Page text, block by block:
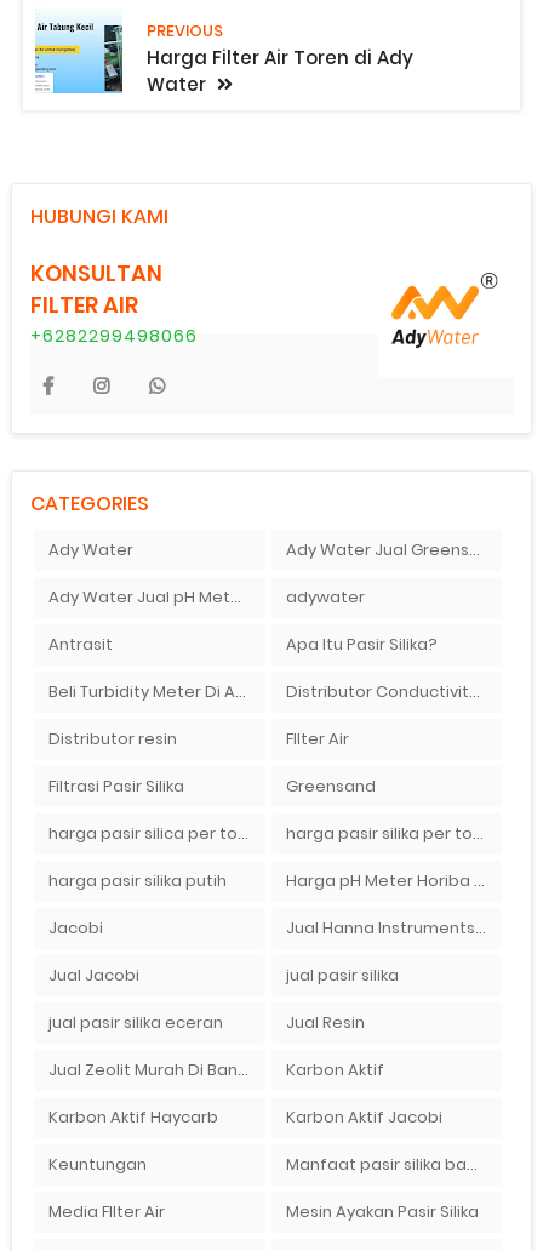
PREVIOUS
Harga Filter Air Toren di Ady
Water
HUBUNGI KAMI
KONSULTAN
FILTER AIR
+6282299498066
CATEGORIES
Ady Water Ady Water Jual Greensand plus
Ady Water Jual pH Meter Murah Bandung adywater
Antrasit Apa Itu Pasir Silika?
Beli Turbidity Meter Di Ady Water Distributor Conductivity Meter Di Surabaya
Distributor resin FIlter Air
Filtrasi Pasir Silika Greensand
harga pasir silica per ton per kg harga pasir silika per ton per kg
harga pasir silika putih Harga pH Meter Horiba LAQUAact PH110 Di Surabaya
Jacobi Jual Hanna Instruments HI9124 dan HI9126 Di Balikpapan
Jual Jacobi jual pasir silika
jual pasir silika eceran Jual Resin
Jual Zeolit Murah Di Bandung Timur Karbon Aktif
Karbon Aktif Haycarb Karbon Aktif Jacobi
Keuntungan Manfaat pasir silika bagi kehidupan
Media FIlter Air Mesin Ayakan Pasir Silika